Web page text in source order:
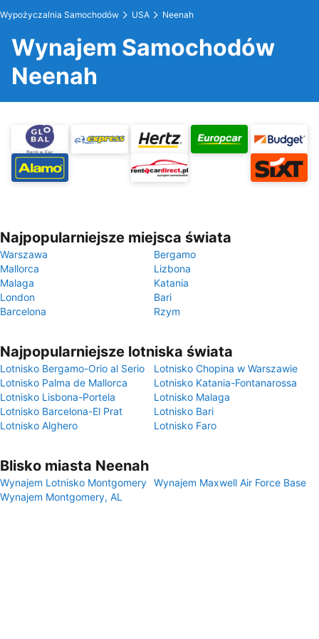
Wypożyczalnia Samochodów USA Neenah
Wynajem Samochodów
Neenah
Najpopularniejsze miejsca świata
Warszawa
Bergamo
Mallorca
Lizbona
Malaga
Katania
London
Bari
Barcelona
Rzym
Najpopularniejsze lotniska świata
Lotnisko Bergamo-Orio al Serio
Lotnisko Chopina w Warszawie
Lotnisko Palma de Mallorca
Lotnisko Katania-Fontanarossa
Lotnisko Lisbona-Portela
Lotnisko Malaga
Lotnisko Barcelona-El Prat
Lotnisko Bari
Lotnisko Alghero
Lotnisko Faro
Blisko miasta Neenah
Wynajem Lotnisko Montgomery Wynajem Maxwell Air Force Base
Wynajem Montgomery, AL